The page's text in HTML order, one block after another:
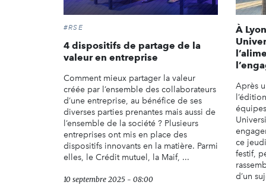
#RSE
4 dispositifs de partage de la
valeur en entreprise
Comment mieux partager la valeur
créée par l’ensemble des collaborateurs
d’une entreprise, au bénéfice de ses
diverses parties prenantes mais aussi de
l’ensemble de la société ? Plusieurs
entreprises ont mis en place des
dispositifs innovants en la matière. Parmi
elles, le Crédit mutuel, la Maif, ...
10 septembre 2025 - 08:00
À
Après
ce
festif,
d’un